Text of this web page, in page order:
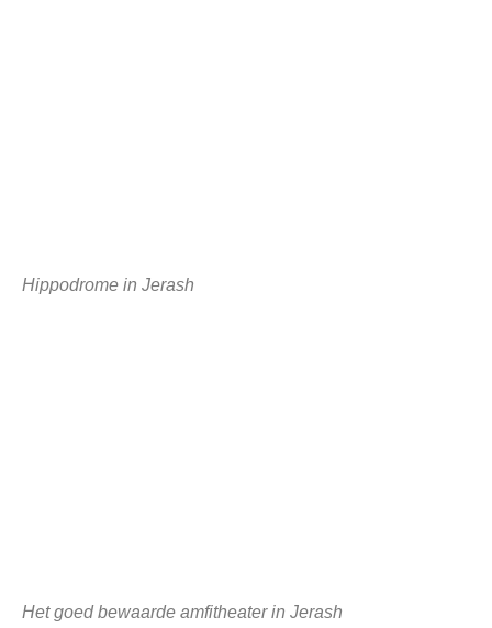
Hippodrome in Jerash
Het goed bewaarde amfitheater in Jerash